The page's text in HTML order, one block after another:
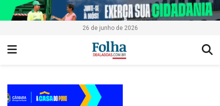
26 de junho de 2026